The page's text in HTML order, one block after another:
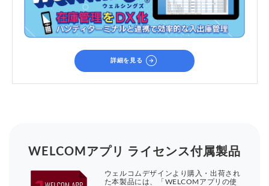
詳細を見る arrow_circle_right
WELCOMアプリ ライセンス付属製品
ウェルコムデザインより購入・出荷され
た本製品には、「WELCOMアプリの使